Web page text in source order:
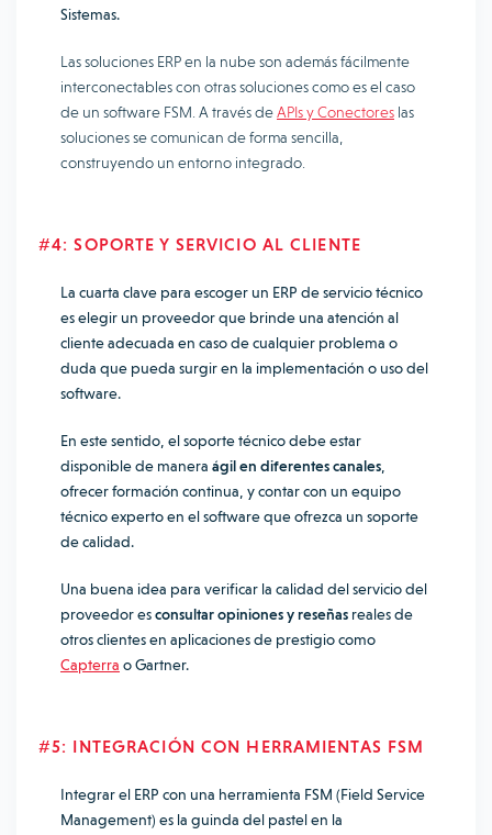
Sistemas.
Las soluciones ERP en la nube son además fácilmente
interconectables con otras soluciones como es el caso
de un software FSM. A través deAPIs y Conectores las
soluciones se comunican de forma sencilla,
construyendo un entorno integrado.
#4: SOPORTE Y SERVICIO AL CLIENTE
La cuarta clave para escoger un ERP de servicio técnico
es elegir un proveedor que brinde una atención al
cliente adecuada en caso de cualquier problema o
duda que pueda surgir en la implementación o uso del
software.
En este sentido, el soporte técnico debe estar
disponible de manera ágil en diferentes canales
ofrecer formación continua, y contar con un equipo
técnico experto en el software que ofrezca un soporte
de calidad.
Una buena idea para verificar la calidad del servicio del
proveedor esconsultar opiniones y reseñas reales de
otros clientes en aplicaciones de prestigio como
Capterra o Gartner.
#5: INTEGRACIÓN CON HERRAMIENTAS FSM
Integrar el ERP con una herramienta FSM (Field Service
Management) es la guinda del pastel en la